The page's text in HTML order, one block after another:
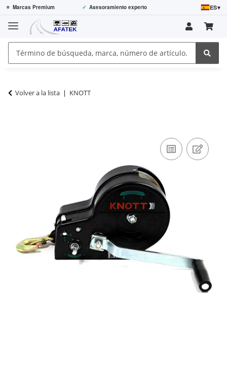
⭐ Marcas Premium ✓ Asesoramiento experto ES▾
Volver a la lista KNOTT